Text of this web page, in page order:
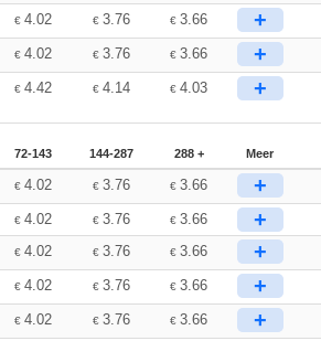
€4.02 € 3.76 €3.66 +
€4.02 € 3.76 €3.66 +
€4.42 € 4.14 €4.03 +
72-143 144-287 288 + Meer
€4.02 € 3.76 €3.66 +
€4.02 € 3.76 €3.66 +
€4.02 € 3.76 €3.66 +
€4.02 € 3.76 €3.66 +
€4.02 € 3.76 €3.66 +